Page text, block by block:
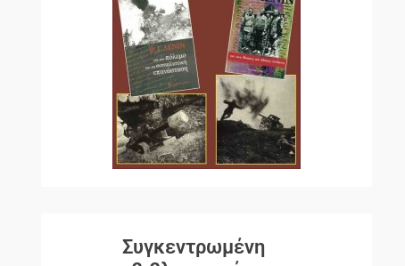
Συγκεντρωμένη